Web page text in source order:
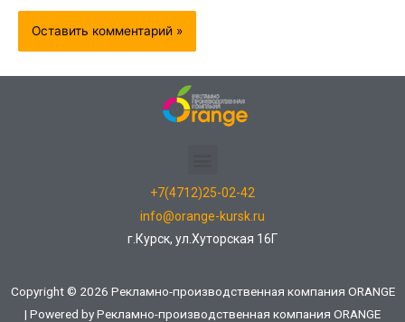
+7(4712)25-02-42
info@orange-kursk.ru
г.Курск, ул.Хуторская 16Г
Copyright © 2026 Рекламно-производственная компания ORANGE
| Powered by Рекламно-производственная компания ORANGE